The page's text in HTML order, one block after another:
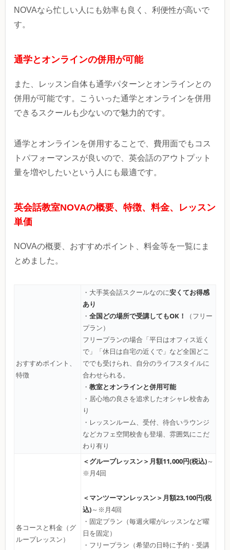
NOVAなら忙しい人にも効率も良く、利便性が高いで
す。
通学とオンラインの併用が可能
また、レッスン自体も通学パターンとオンラインとの
併用が可能です。こういった通学とオンラインを併用
できるスクールも少ないので魅力的です。
通学とオンラインを併用することで、費用面でもコス
トパフォーマンスが良いので、英会話のアウトプット
量を増やしたいという人にも最適です。
英会話教室NOVAの概要、特徴、料金、レッスン
単価
NOVAの概要、おすすめポイント、料金等を一覧にま
とめました。
おすすめポイント、
特徴
・大手英会話スクールなのに安くてお得感
あり
・ 全国どの場所で受講してもOK！
（フリー
プラン）
フリープランの場合「平日はオフィス近く
で」「休日は自宅の近くで」など全国どこ
ででも受けられ、自分のライフスタイルに
合わせられる。
・ 教室とオンラインと併用可能
・居心地の良さを追求したオシャレ校舎あ
り
・レッスンルーム、受付、待合いラウンジ
などカフェ空間校舎も登場、雰囲気にこだ
わり有り
各コースと料金（グ
ループレッスン）
＜グループレッスン＞ 月額11,000円(税込)～
※月4回
＜マンツーマンレッスン＞ 月額23,100円(税
込)～※月4回
・固定プラン（毎週火曜がレッスンなど曜
日を固定）
・フリープラン（希望の日時に予約・受講